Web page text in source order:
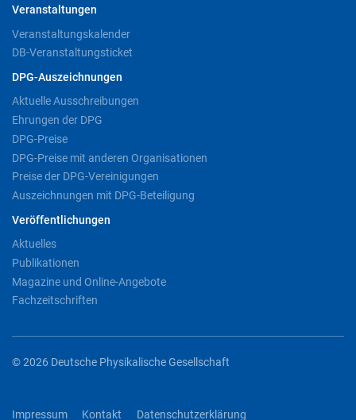
Veranstaltungen
Veranstaltungskalender
DB-Veranstaltungsticket
DPG-Auszeichnungen
Aktuelle Ausschreibungen
Ehrungen der DPG
DPG-Preise
DPG-Preise mit anderen Organisationen
Preise der DPG-Vereinigungen
Auszeichnungen mit DPG-Beteiligung
Veröffentlichungen
Aktuelles
Publikationen
Magazine und Online-Angebote
Fachzeitschriften
© 2026 Deutsche Physikalische Gesellschaft
Impressum Kontakt Datenschutzerklärung